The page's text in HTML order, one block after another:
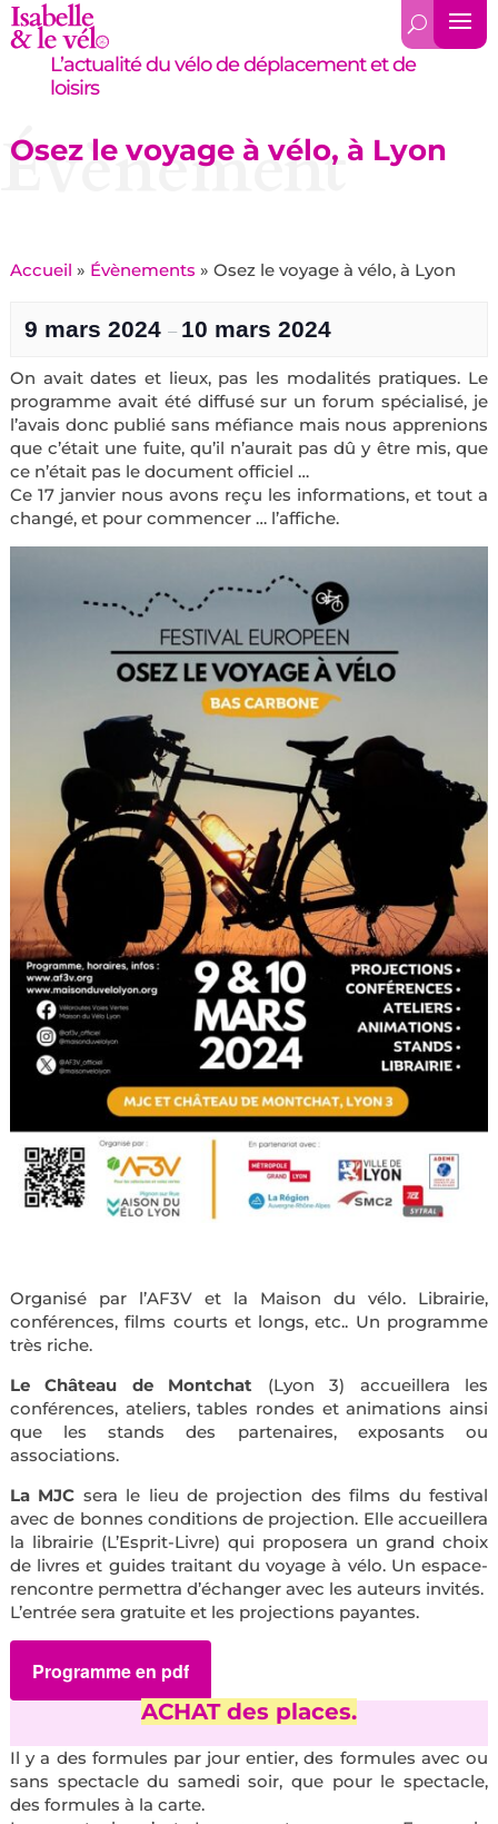
L’actualité du vélo de déplacement et de
loisirs
Osez le voyage à vélo, à Lyon
Évènement
Accueil » Évènements » Osez le voyage à vélo, à Lyon
9 mars 2024 – 10 mars 2024
On avait dates et lieux, pas les modalités pratiques. Le
programme avait été diffusé sur un forum spécialisé, je
l’avais donc publié sans méfiance mais nous apprenions
que c’était une fuite, qu’il n’aurait pas dû y être mis, que
ce n’était pas le document officiel …
Ce 17 janvier nous avons reçu les informations, et tout a
changé, et pour commencer … l’affiche.
Organisé par l’AF3V et la Maison du vélo. Librairie,
conférences, films courts et longs, etc.. Un programme
très riche.
Le Château de Montchat (Lyon 3) accueillera les
conférences, ateliers, tables rondes et animations ainsi
que les stands des partenaires, exposants ou
associations.
La MJC sera le lieu de projection des films du festival
avec de bonnes conditions de projection. Elle accueillera
la librairie (L’Esprit-Livre) qui proposera un grand choix
de livres et guides traitant du voyage à vélo. Un espace-
rencontre permettra d’échanger avec les auteurs invités.
L’entrée sera gratuite et les projections payantes.
Programme en pdf
ACHAT des places.
Il y a des formules par jour entier, des formules avec ou
sans spectacle du samedi soir, que pour le spectacle,
des formules à la carte.